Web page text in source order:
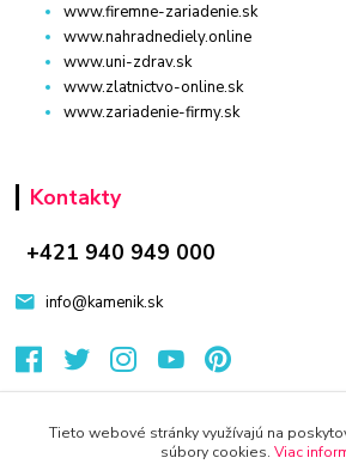
www.firemne-zariadenie.sk
www.nahradnediely.online
www.uni-zdrav.sk
www.zlatnictvo-online.sk
www.zariadenie-firmy.sk
Kontakty
+421 940 949 000
info@kamenik.sk
Tieto webové stránky využívajú na
súbory cookies. Viac